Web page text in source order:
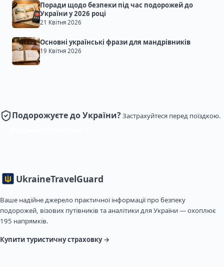
Поради щодо безпеки під час подорожей до
України у 2026 році
21 Квітня 2026
Основні українські фрази для мандрівників
19 Квітня 2026
Подорожуєте до України?Застрахуйтеся перед поїздкою.
UkraineTravelGuard
Ваше надійне джерело практичної інформації про безпеку
подорожей, візових путівників та аналітики для України — охоплює
195 напрямків.
Купити туристичну страховку →